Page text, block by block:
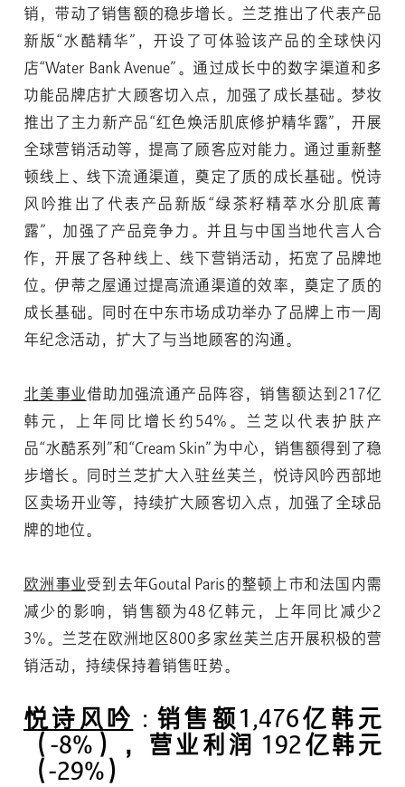
销，带动了销售额的稳步增长。兰芝推出了代表产品
新版“水酷精华”，开设了可体验该产品的全球快闪
店“Water Bank Avenue”。通过成长中的数字渠道和多
功能品牌店扩大顾客切入点，加强了成长基础。梦妆
推出了主力新产品“红色焕活肌底修护精华露”，开展
全球营销活动等，提高了顾客应对能力。通过重新整
顿线上、线下流通渠道，奠定了质的成长基础。悦诗
风吟推出了代表产品新版“绿茶籽精萃水分肌底菁
露”，加强了产品竞争力。并且与中国当地代言人合
作，开展了各种线上、线下营销活动，拓宽了品牌地
位。伊蒂之屋通过提高流通渠道的效率，奠定了质的
成长基础。同时在中东市场成功举办了品牌上市一周
年纪念活动，扩大了与当地顾客的沟通。
北美事业借助加强流通产品阵容，销售额达到217亿
韩元，上年同比增长约54%。兰芝以代表护肤产
品“水酷系列”和“Cream Skin”为中心，销售额得到了稳
步增长。同时兰芝扩大入驻丝芙兰，悦诗风吟西部地
区卖场开业等，持续扩大顾客切入点，加强了全球品
牌的地位。
欧洲事业受到去年Goutal Paris的整顿上市和法国内需
减少的影响，销售额为48亿韩元，上年同比减少2
3%。兰芝在欧洲地区800多家丝芙兰店开展积极的营
销活动，持续保持着销售旺势。
悦诗风吟 : 销售额1,476亿韩元
（-8%），营业利润 192亿韩元
（-29%）